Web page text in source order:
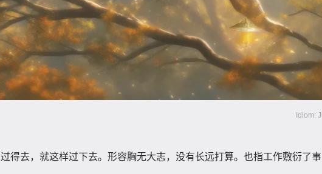
Idiom:
得去，就这样过下去。形容胸无大志，没有长远打算。也指工作敷衍了